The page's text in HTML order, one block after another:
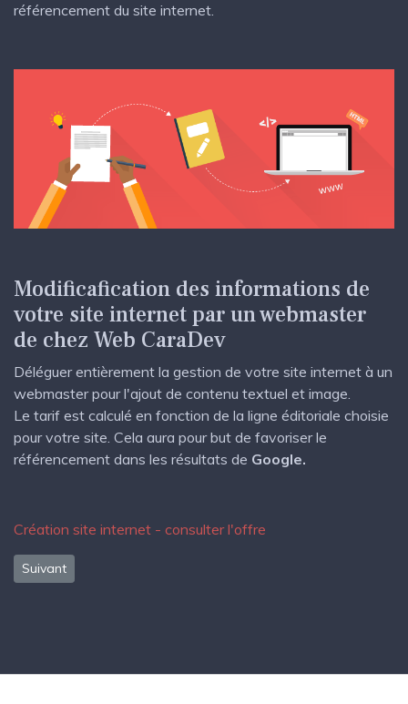
référencement du site internet.
Modificafication des informations de
votre site internet par un webmaster
de chez Web CaraDev
Déléguer entièrement la gestion de votre site internet à un
webmaster pour l'ajout de contenu textuel et image.
Le tarif est calculé en fonction de la ligne éditoriale choisie
pour votre site. Cela aura pour but de favoriser le
référencement dans les résultats de Google.
Création site internet - consulter l'offre
Article suivant : Référencement de site internet Le Mans Sarthe
Suivant